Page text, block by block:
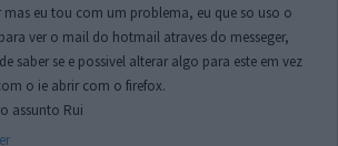
mas eu tou com um problema, eu que so uso o
ver o mail do hotmail atraves do messeger,
saber se e possivel alterar algo para este em vez
o ie abrir com o firefox.
assunto Rui